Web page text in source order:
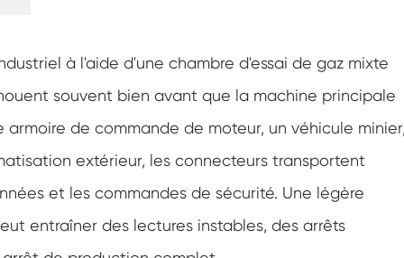
équipement de test d'eau d'éclaboussure
Explosion preuve batterie thermique
Runaway Chambre
Machine de vibration de température
Four industriel pour batteries
Chambre industrielle de congélation
à l'aide d'une chambre d'essai de gaz mixte
souvent bien avant que la machine principale
de commande de moteur, un véhicule minier,
extérieur, les connecteurs transportent
et les commandes de sécurité. Une légère
entraîner des lectures instables, des arrêts